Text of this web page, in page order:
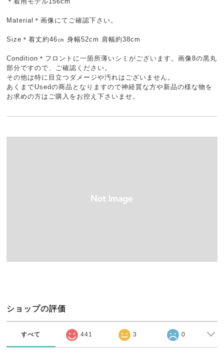
Material＊画像にてご確認下さい。
Size＊着丈約46㎝ 身幅52cm 肩幅約38cm
Condition＊フロントに一箇所薄いシミがございます。画像8の黒丸
部分ですので、ご確認ください。
その他は特に目立つダメージや汚れはございません。
あくまでUsedの商品となりますので神経質な方や新品の様な物を
お求めの方はご購入をお控え下さいませ。
ショップの評価
すべて 441 3 0